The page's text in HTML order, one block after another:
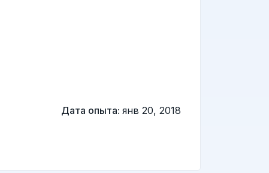
Дата опыта: янв 20, 2018